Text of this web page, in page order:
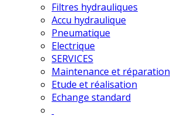
Filtres hydrauliques
Accu hydraulique
Pneumatique
Electrique
SERVICES
Maintenance et réparation
Etude et réalisation
Echange standard